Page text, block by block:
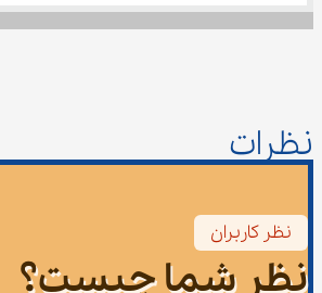
نظرات
نظر کاربران
نظر شما چیست؟